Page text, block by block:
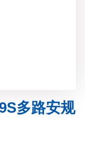
多路安规